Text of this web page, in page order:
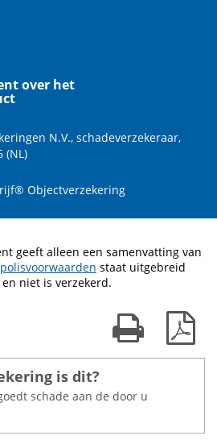
over het
N.V., schadeverzekeraar,
(NL)
Objectverzekering
geeft alleen een samenvatting van
polisvoorwaarden staat uitgebreid
niet is verzekerd.
Print kaart
is dit?
schade aan de door u